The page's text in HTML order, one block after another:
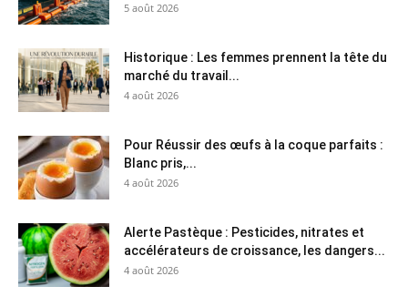
5 août 2026
Historique : Les femmes prennent la tête du
marché du travail...
4 août 2026
Pour Réussir des œufs à la coque parfaits :
Blanc pris,...
4 août 2026
Alerte Pastèque : Pesticides, nitrates et
accélérateurs de croissance, les dangers...
4 août 2026